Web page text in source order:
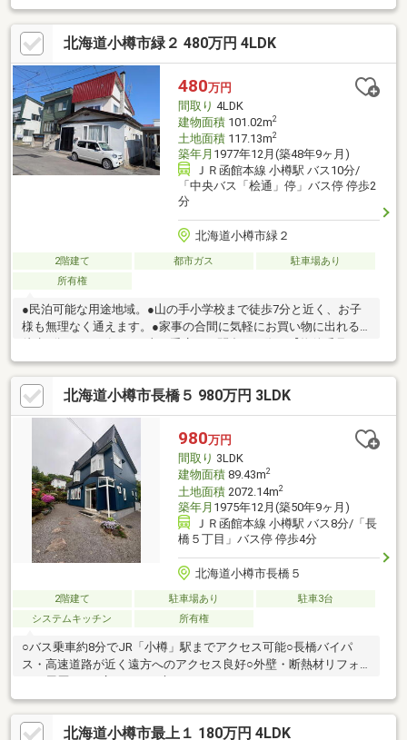
土地50坪以上、閑静な住宅地、和室、始発駅、整形地、２階建、
浴室に窓、シャッター車庫、高台に立地、小学校 徒歩10分以内、
納戸、周辺交通量少なめ
北海道小樽市緑２ 480万円 4LDK
480万円
間取り 4LDK
建物面積101.02m2
土地面積117.13m2
築年月 1977年12月(築48年9ヶ月)
ＪＲ函館本線 小樽駅 バス10分/
「中央バス「桧通」停」バス停 停歩2
分
北海道小樽市緑２
2階建て 都市ガス
駐車場あり
所有権
●民泊可能な用途地域。●山の手小学校まで徒歩7分と近く、お子
様も無理なく通えます。●家事の合間に気軽にお買い物に出れる
30460】とお伝えいただけるとスムーズにご対応できます。スー
パー 徒歩10分以内、南向き、前道６ｍ以上、和室、始発駅、整形
地、トイレ２ヶ所、２階建、全居室６畳以上、都市ガス、小学校
徒歩10分以内
北海道小樽市長橋５ 980万円 3LDK
980万円
間取り 3LDK
建物面積89.43m2
土地面積2072.14m2
築年月 1975年12月(築50年9ヶ月)
ＪＲ函館本線 小樽駅 バス8分/「長
橋５丁目」バス停 停歩4分
北海道小樽市長橋５
2階建て 駐車場あり
駐車3台
システムキッチン
所有権
○バス乗車約8分でJR「小樽」駅までアクセス可能○長橋バイパ
ス・高速道路が近く遠方へのアクセス良好○外壁・断熱材リフォ
北海道小樽市最上１ 180万円 4LDK